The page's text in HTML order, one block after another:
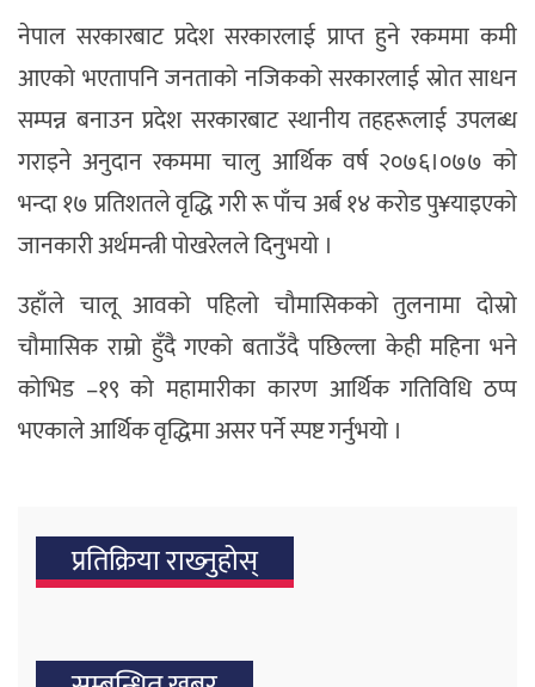
नेपाल सरकारबाट प्रदेश सरकारलाई प्राप्त हुने रकममा कमी
आएको भएतापनि जनताको नजिकको सरकारलाई स्रोत साधन
सम्पन्न बनाउन प्रदेश सरकारबाट स्थानीय तहहरूलाई उपलब्ध
गराइने अनुदान रकममा चालु आर्थिक वर्ष २०७६।०७७ को
भन्दा १७ प्रतिशतले वृद्धि गरी रू पाँच अर्ब १४ करोड पु¥याइएको
जानकारी अर्थमन्त्री पोखरेलले दिनुभयो ।
उहाँले चालू आवको पहिलो चौमासिकको तुलनामा दोस्रो
चौमासिक राम्रो हुँदै गएको बताउँदै पछिल्ला केही महिना भने
कोभिड –१९ को महामारीका कारण आर्थिक गतिविधि ठप्प
भएकाले आर्थिक वृद्धिमा असर पर्ने स्पष्ट गर्नुभयो ।
प्रतिक्रिया राख्‍नुहोस्